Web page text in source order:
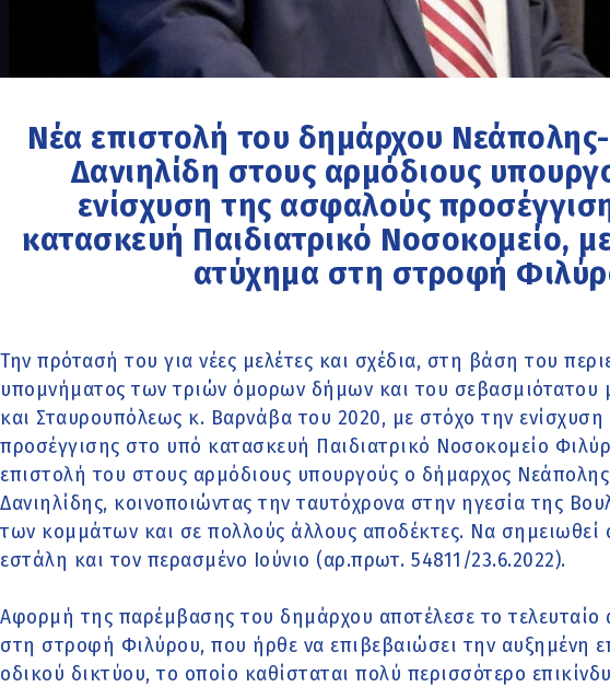
Νέα επιστολή του δημάρχου
Δανιηλίδη στους αρμόδιους
ενίσχυση της ασφαλούς
κατασκευή Παιδιατρικό Νοσοκομείο,
ατύχημα στη στροφή
Την πρότασή του για νέες μελέτες και σχέδια, στη βάση του
υπομνήματος των τριών όμορων δήμων και του σεβασμιότατου
και Σταυρουπόλεως κ. Βαρνάβα του 2020, με στόχο την
προσέγγισης στο υπό κατασκευή Παιδιατρικό Νοσοκομείο
επιστολή του στους αρμόδιους υπουργούς ο δήμαρχος
Δανιηλίδης, κοινοποιώντας την ταυτόχρονα στην ηγεσία της
των κομμάτων και σε πολλούς άλλους αποδέκτες. Να σημειωθεί
εστάλη και τον περασμένο Ιούνιο (αρ.πρωτ. 54811/23.6.2022).
Αφορμή της παρέμβασης του δημάρχου αποτέλεσε το τελευταίο
στη στροφή Φιλύρου, που ήρθε να επιβεβαιώσει την αυξημένη
οδικού δικτύου, το οποίο καθίσταται πολύ περισσότερο